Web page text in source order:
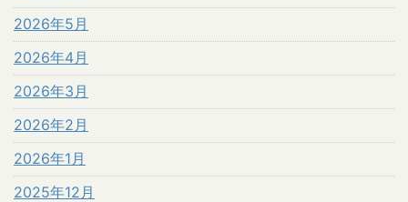
2026年5月
2026年4月
2026年3月
2026年2月
2026年1月
2025年12月